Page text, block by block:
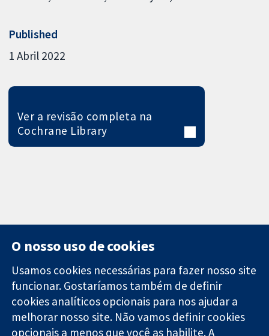
Published
1 Abril 2022
Ver a revisão completa na
Cochrane Library
Evidências
confiáveis.
11-13 Cavendish
Square
Londres
W1G 0AN
Contato
Notícias
Assessoria de
imprensa
O nosso uso de cookies
Usamos cookies necessárias para fazer nosso site
funcionar. Gostaríamos também de definir
cookies analíticos opcionais para nos ajudar a
melhorar nosso site. Não vamos definir cookies
opcionais a menos que você as habilite. A